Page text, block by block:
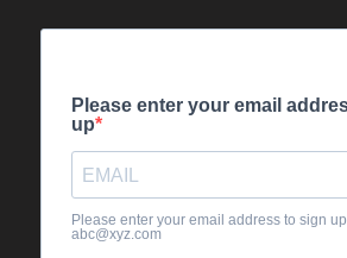
Please enter your email
up
Please enter your email address to sign
abc@xyz.com